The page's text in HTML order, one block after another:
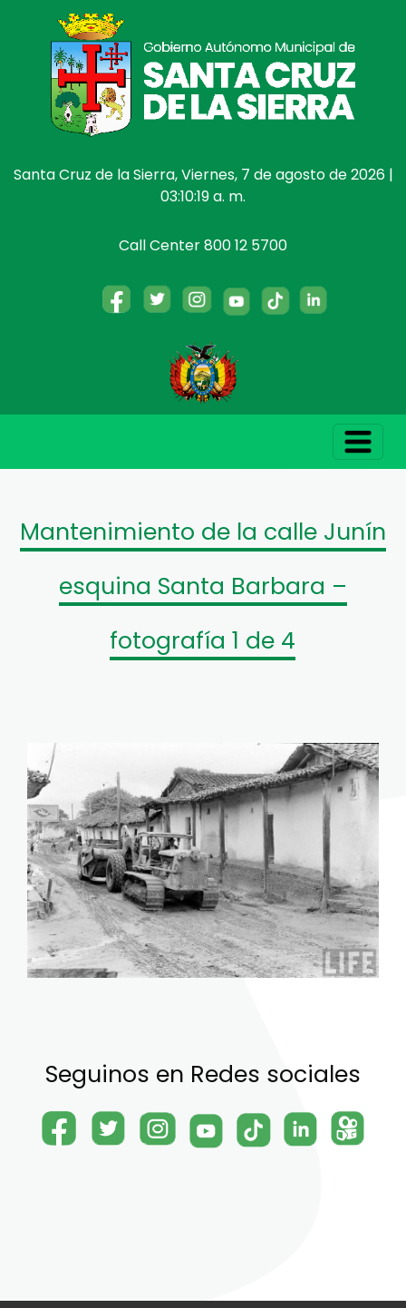
Santa Cruz de la Sierra, Viernes, 7 de agosto de 2026 |
03:10:19 a. m.
Call Center 800 12 5700
Mantenimiento de la calle Junín
esquina Santa Barbara –
fotografía 1 de 4
Seguinos en Redes sociales